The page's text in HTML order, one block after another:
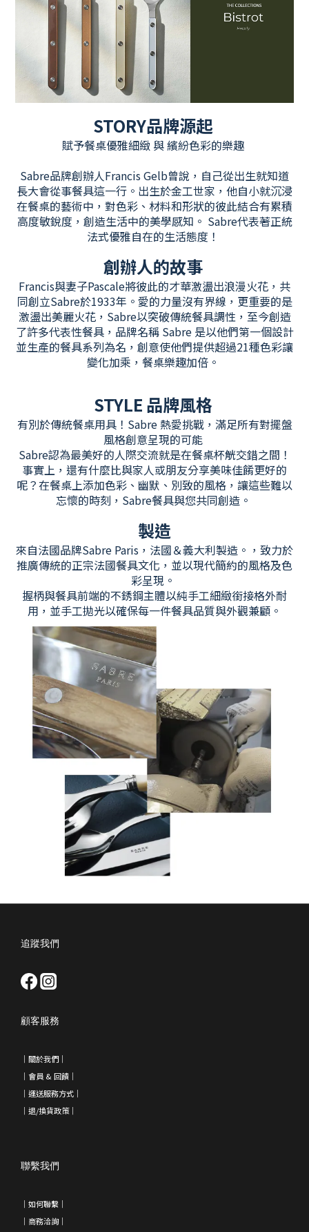
STORY品牌源起
賦予餐桌優雅細緻 與 繽紛色彩的樂趣
Sabre品牌創辦人Francis Gelb曾說，自己從出生就知道
長大會從事餐具這一行。出生於金工世家，他自小就沉浸
在餐桌的藝術中，對色彩、材料和形狀的彼此結合有累積
高度敏銳度，創造生活中的美學感知。 Sabre代表著正統
法式優雅自在的生活態度！
創辦人的故事
Francis與妻子Pascale將彼此的才華激盪出浪漫火花，共
同創立Sabre於1933年。愛的力量沒有界線，更重要的是
激盪出美麗火花，Sabre以突破傳統餐具調性，至今創造
了許多代表性餐具，品牌名稱 Sabre 是以他們第一個設計
並生產的餐具系列為名，創意使他們提供超過21種色彩讓
變化加乘，餐桌樂趣加倍。
STYLE 品牌風格
有別於傳統餐桌用具！Sabre 熱愛挑戰，滿足所有對擺盤
風格創意呈現的可能
Sabre認為最美好的人際交流就是在餐桌杯觥交錯之間！
事實上，還有什麼比與家人或朋友分享美味佳餚更好的
呢？在餐桌上添加色彩、幽默、別致的風格，讓這些難以
忘懷的時刻，Sabre餐具與您共同創造。
製造
來自法國品牌Sabre Paris，法國＆義大利製造。，致力於
推廣傳統的正宗法國餐具文化，並以現代簡約的風格及色
彩呈現。
握柄與餐具前端的不銹鋼主體以純手工細緻銜接格外耐
用，並手工拋光以確保每一件餐具品質與外觀兼顧。
追蹤我們
顧客服務
｜ 關於我們 ｜
｜會員 & 回饋 ｜
｜運送服務方式｜
｜退/換貨政策｜
聯繫我們
｜如何聯繫｜
｜ 商務洽詢 ｜